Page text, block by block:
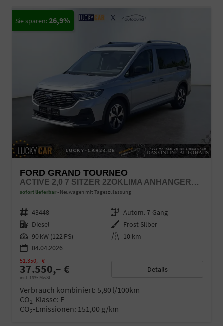
26,9%
FORD GRAND TOURNEO
ACTIVE 2,0 7 SITZER 2ZOKLIMA ANHÄNGERKUPPLUNG PANORAMADACH AGR SITZE SITZHEIZUNG EINPARKHILFE KAMERA 17 ZOLL LEICHTMETALL ACC
sofort lieferbar Neuwagen mit Tageszulassung
Fahrzeugnr. 43448 Getriebe Autom. 7-Gang
Kraftstoff Diesel Außenfarbe Frost Silber
Leistung 90 kW (122 PS) Kilometerstand 10 km
04.04.2026
37.550,– €
incl. 19% MwSt.
51.350,– €
Details
Verbrauch kombiniert: 5,80 l/100km
CO2-Klasse: E
CO2-Emissionen: 151,00 g/km